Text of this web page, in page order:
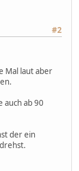
#2
Mal laut aber
auch ab 90
der ein